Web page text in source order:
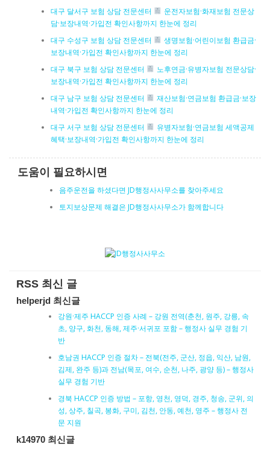
대구 달서구 보험 상담 전문센터
운전자보험·화재보험 전문상
담·보장내역·가입전 확인사항까지 한눈에 정리
대구 수성구 보험 상담 전문센터
생명보험·어린이보험 환급금·
보장내역·가입전 확인사항까지 한눈에 정리
대구 북구 보험 상담 전문센터
노후연금·유병자보험 전문상담·
보장내역·가입전 확인사항까지 한눈에 정리
대구 남구 보험 상담 전문센터
재산보험·연금보험 환급금·보장
내역·가입전 확인사항까지 한눈에 정리
대구 서구 보험 상담 전문센터
유병자보험·연금보험 세액공제
혜택·보장내역·가입전 확인사항까지 한눈에 정리
도움이 필요하시면
음주운전을 하셨다면 JD행정사사무소를 찾아주세요
토지보상문제 해결은 JD행정사사무소가 함께합니다
RSS 최신 글
helperjd 최신글
강원·제주 HACCP 인증 사례 – 강원 전역(춘천, 원주, 강릉, 속
초, 양구, 화천, 동해, 제주·서귀포 포함 – 행정사 실무 경험 기
반
호남권 HACCP 인증 절차 – 전북(전주, 군산, 정읍, 익산, 남원,
김제, 완주 등)과 전남(목포, 여수, 순천, 나주, 광양 등) – 행정사
실무 경험 기반
경북 HACCP 인증 방법 – 포항, 영천, 영덕, 경주, 청송, 군위, 의
성, 상주, 칠곡, 봉화, 구미, 김천, 안동, 예천, 영주 – 행정사 전
문 지원
k14970 최신글